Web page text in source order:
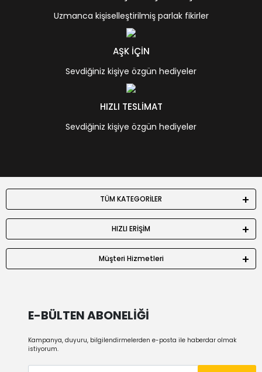
Uzmanca kişiselleştirilmiş parlak fikirler
AŞK İÇİN
Sevdiğiniz kişiye özgün hediyeler
HIZLI TESLİMAT
Sevdiğiniz kişiye özgün hediyeler
TÜM KATEGORİLER
HIZLI ERİŞİM
Müşteri Hizmetleri
E-BÜLTEN ABONELİĞİ
Kampanya, duyuru, bilgilendirmelerden e-posta ile haberdar olmak
istiyorum.